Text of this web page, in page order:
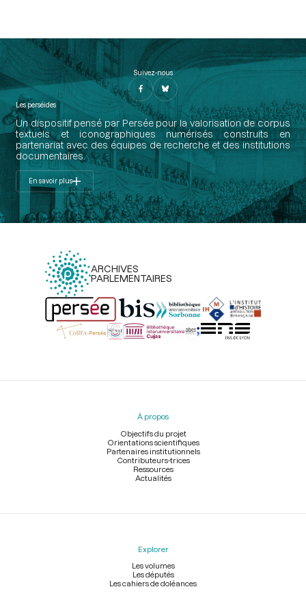
Suivez-nous
Les perséides
Un dispositif pensé par Persée pour la valorisation de corpus
textuels et iconographiques numérisés construits en
partenariat avec des équipes de recherche et des institutions
documentaires.
En savoir plus
ARCHIVES
PARLEMENTAIRES
Menu
À propos
Objectifs du projet
Orientations scientifiques
Partenaires institutionnels
Contributeurs-trices
Ressources
Actualités
Explorer
Les volumes
Les députés
Les cahiers de doléances